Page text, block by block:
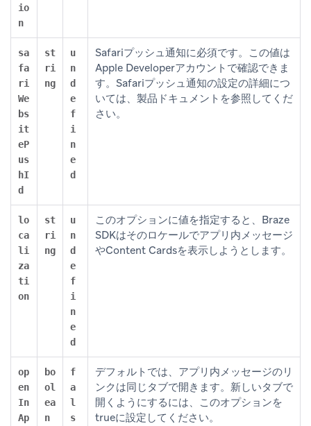
io
n
sa
fa
ri
We
bs
it
eP
us
hI
d
st
ri
ng
u
n
d
e
f
i
n
e
d
Safariプッシュ通知に必須です。この値は
Apple Developerアカウントで確認できま
す。Safariプッシュ通知の設定の詳細につ
いては、製品ドキュメントを参照してくだ
さい。
lo
ca
li
za
ti
on
st
ri
ng
u
n
d
e
f
i
n
e
d
このオプションに値を指定すると、Braze
SDKはそのロケールでアプリ内メッセージ
やContent Cardsを表示しようとします。
op
en
In
Ap
bo
ol
ea
n
f
a
l
s
デフォルトでは、アプリ内メッセージのリ
ンクは同じタブで開きます。新しいタブで
開くようにするには、このオプションを
trueに設定してください。